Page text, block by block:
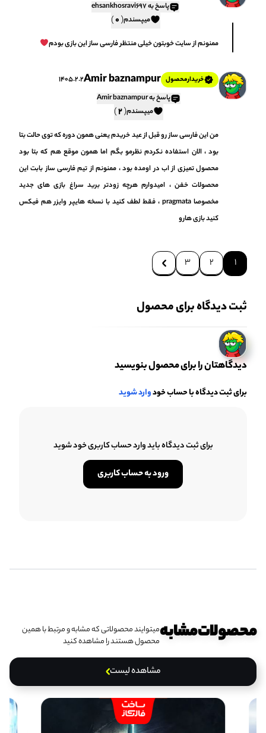
پاسخ به ehsankhosravi697
میپسندم(
0
)
ممنونم از سایت خوبتون خیلی منتظر فارسی ساز این بازی بودم
خریدار‌محصول Amir baznampur
1405.2.2
پاسخ به Amir baznampur
میپسندم(
2
)
من این فارسی ساز رو قبل از عید خریدم یعنی همون دوره که توی حالت بتا
بود ، الان استفاده نکردم نظرمو بگم اما همون موقع هم که بتا بود
محصول تمیزی از اب در اومده بود ، ممنونم از تیم فارسی ساز بابت این
محصولات خفن ، امیدوارم هرچه زودتر برید سراغ بازی های جدید
مخصوصا pragmata ، فقط لطف کنید با نسخه هایپر وایزر هم فیکس
کنید بازی هارو
۱ ۲ ۳
ثبت دیدگاه برای محصول
دیدگاهتان را برای محصول بنویسید
برای ثبت دیدگاه با حساب خودوارد شوید
برای ثبت دیدگاه باید وارد حساب کاربری خود شوید
ورود به حساب کاربری
محصولات‌مشابهمیتوایند محصولاتی که مشابه و مرتبط با همین
محصول هستند را مشاهده کنید
مشاهده لیست